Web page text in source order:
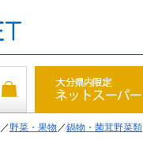
／野菜・果物 ／鍋物・菌茸野菜類